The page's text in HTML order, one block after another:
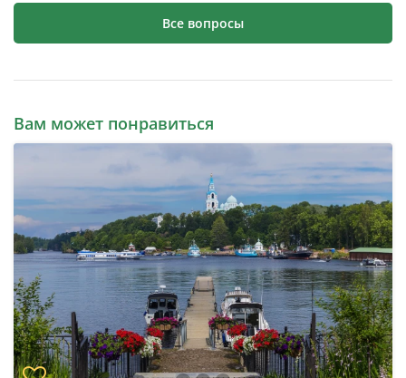
Все вопросы
Вам может понравиться